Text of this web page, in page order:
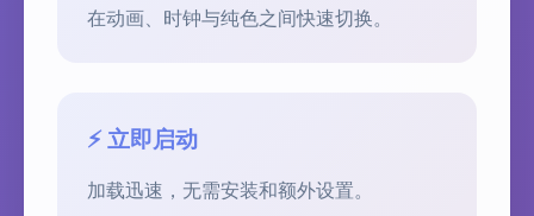
在动画、时钟与纯色之间快速切换。
⚡ 立即启动
加载迅速，无需安装和额外设置。